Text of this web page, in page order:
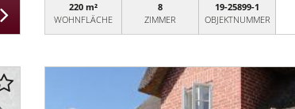
220 m²
WOHNFLÄCHE
8
ZIMMER
19-25899-1
OBJEKTNUMMER